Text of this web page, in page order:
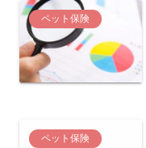
ペット保険
ペット保険